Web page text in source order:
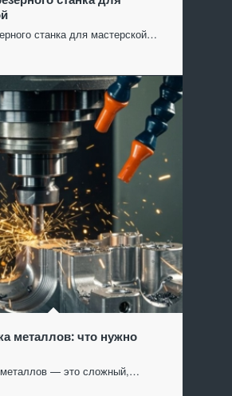
станка для мастерской…
металлов: что нужно
металлов — это сложный,…